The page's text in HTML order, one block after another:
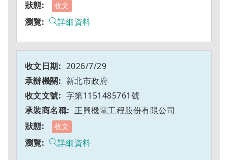
收文
詳細資料
2026/7/29
新北市政府
字第1151485761號
正興機電工程股份有限公司
收文
詳細資料